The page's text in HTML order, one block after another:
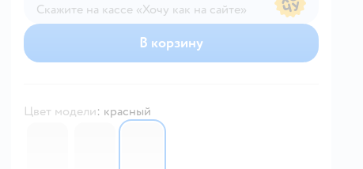
Скажите на кассе «Хочу как на сайте»
В магазине — по ценам сайта
В корзину
Цвет модели: красный
66302046630206